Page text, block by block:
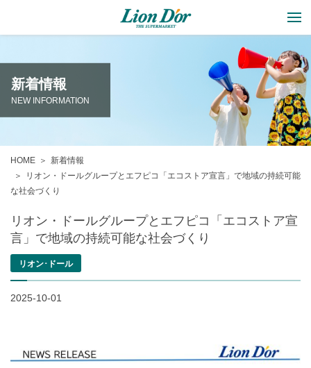
新着情報
NEW INFORMATION
HOME
新着情報
リオン・ドールグループとエフピコ「エコストア宣言」で地域の持続可能
な社会づくり
リオン・ドールグループとエフピコ「エコストア宣
言」で地域の持続可能な社会づくり
リオン･ドール
2025-10-01